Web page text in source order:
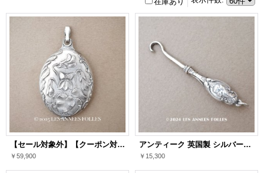
【セール対象外】【クーポン対象外】アンティーク 菫 スライド式 ミラー シャトレーヌ用 シルバー製
￥59,900
アンティーク 英国製 シルバー製 天使の小さなかぎ針 シャトレーヌ用
￥15,300